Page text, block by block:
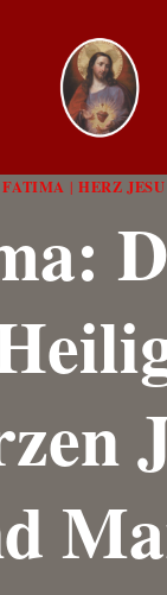
FATIMA | HERZ JESU